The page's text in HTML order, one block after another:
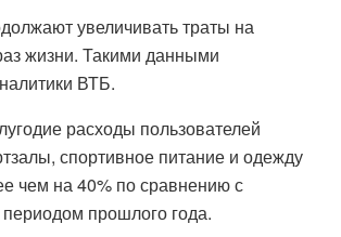
увеличивать траты на
жизни. Такими данными
ВТБ.
расходы пользователей
спортивное питание и одежду
чем на 40% по сравнению с
прошлого года.